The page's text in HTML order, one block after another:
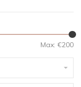
Max: €200